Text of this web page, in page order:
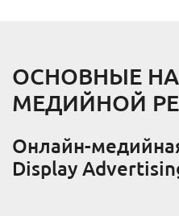
ОСНОВНЫЕ
МЕДИЙНОЙ
Онлайн-
Display